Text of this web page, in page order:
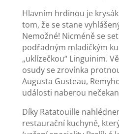
Hlavním hrdinou je
tom, že se stane
Nemožné! Nicméně se
podřadným mladičkým
„uklízečkou“ Linguinim.
osudy se zrovínka
Augusta Gusteau,
události naberou
Díky Ratatouille
restaurační kuchyně,